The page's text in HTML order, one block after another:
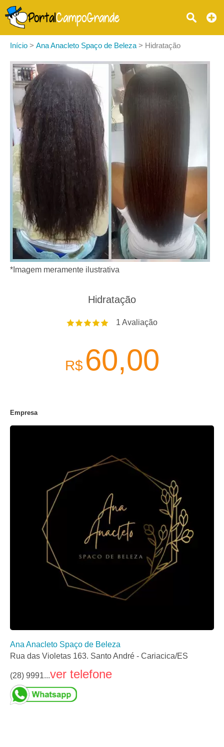
Início > Ana Anacleto Spaço de Beleza > Hidratação
*Imagem meramente ilustrativa
Hidratação
1 Avaliação
R$ 60,00
Empresa
Ana Anacleto Spaço de Beleza
Rua das Violetas 163. Santo André - Cariacica/ES
(28) 9991...ver telefone